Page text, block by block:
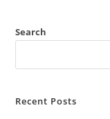
Search
Recent Posts